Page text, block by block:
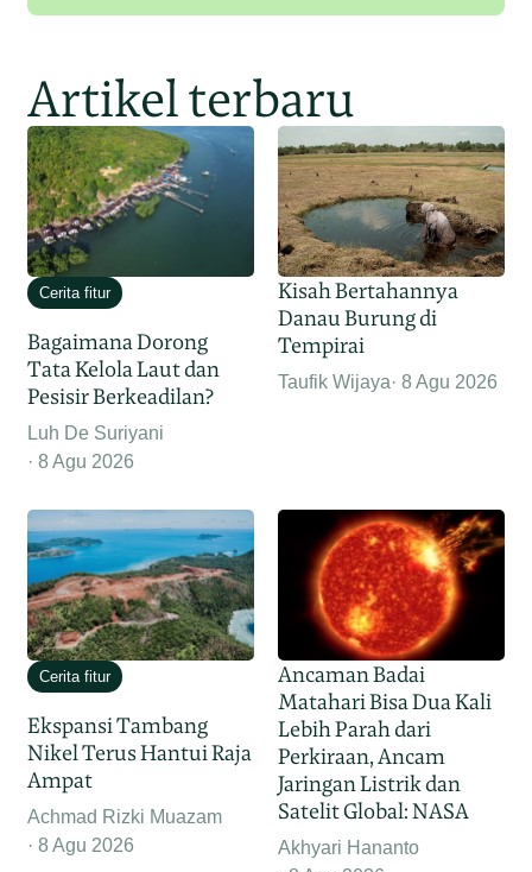
Artikel terbaru
Cerita fitur
Bagaimana Dorong
Tata Kelola Laut dan
Pesisir Berkeadilan?
Luh De Suriyani
8 Agu 2026
Kisah Bertahannya
Danau Burung di
Tempirai
Taufik Wijaya 8 Agu 2026
Cerita fitur
Ekspansi Tambang
Nikel Terus Hantui Raja
Ampat
Achmad Rizki Muazam
8 Agu 2026
Ancaman Badai
Matahari Bisa Dua Kali
Lebih Parah dari
Perkiraan, Ancam
Jaringan Listrik dan
Satelit Global: NASA
Akhyari Hananto